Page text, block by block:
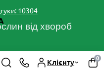
від хвороб
10304
Клієнту
0